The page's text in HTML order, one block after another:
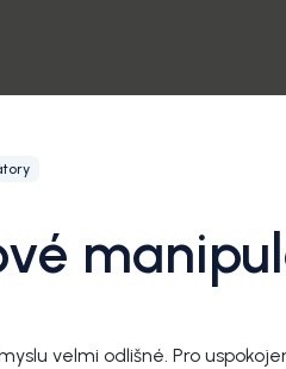
velmi odlišné. Pro